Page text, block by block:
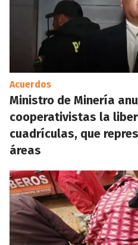
Acuerdos
Ministro de Minería
cooperativistas la
cuadrículas, que
áreas